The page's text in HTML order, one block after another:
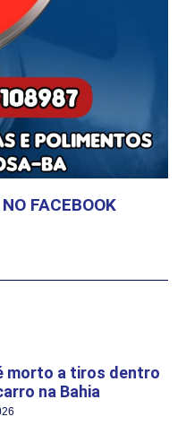
FACEBOOK
morto a tiros dentro
na Bahia